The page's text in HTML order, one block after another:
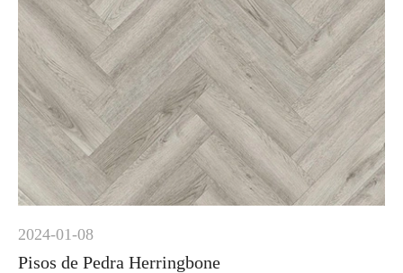
2024-01-08
Pisos de Pedra Herringbone